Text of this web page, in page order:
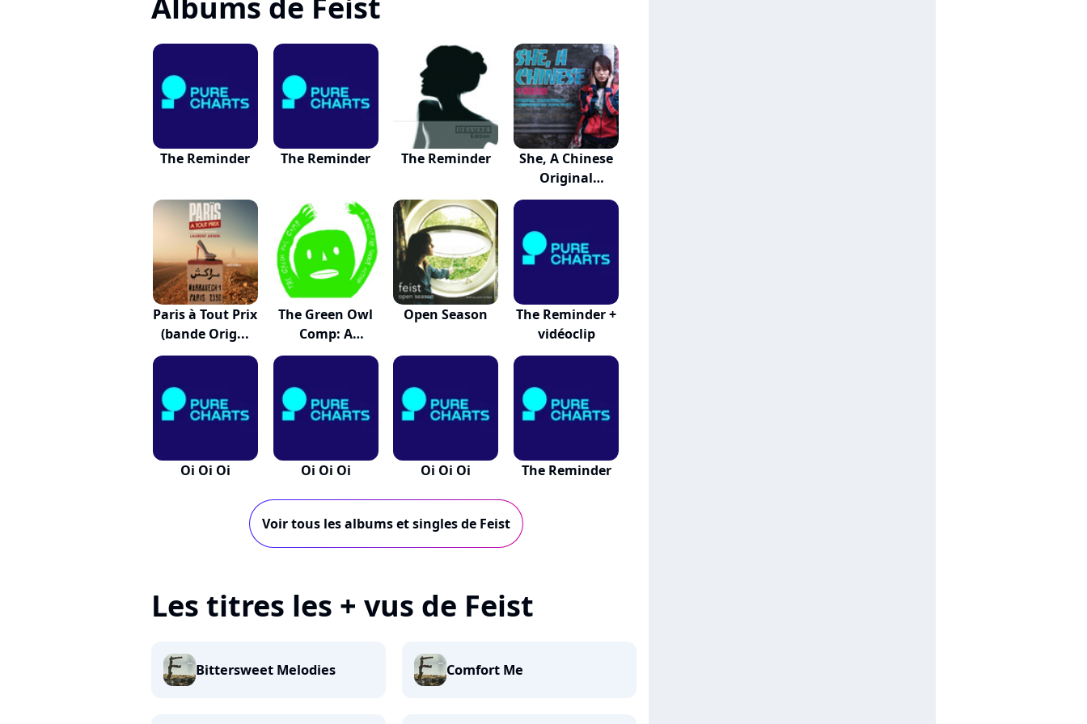
The Reminder The Reminder The Reminder
She, A Chinese
Original
Sound...
Paris à Tout Prix
(bande Orig...
The Green Owl
Comp: A
Benefit...
Open Season
The Reminder +
vidéoclip
Oi Oi Oi Oi Oi Oi Oi Oi Oi The Reminder
Voir tous les albums et singles de Feist
Les titres les + vus de Feist
Bittersweet Melodies Comfort Me